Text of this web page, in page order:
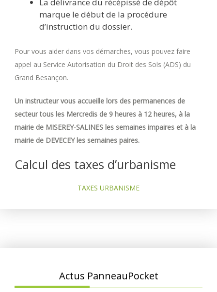
marque le début de la procédure
d’instruction du dossier.
Pour vous aider dans vos démarches, vous pouvez faire
appel au Service Autorisation du Droit des Sols (ADS) du
Grand Besançon.
Un instructeur vous accueille lors des permanences de
secteur tous les Mercredis de 9 heures à 12 heures, à la
mairie de MISEREY-SALINES les semaines impaires et à la
mairie de DEVECEY les semaines paires.
Calcul des taxes d’urbanisme
TAXES URBANISME
Actus PanneauPocket